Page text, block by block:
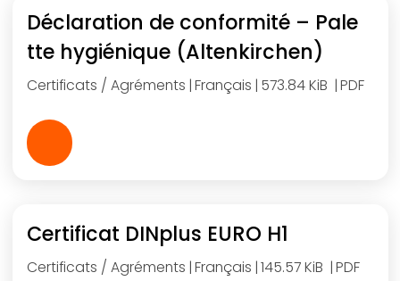
Certificats / Agréments Français 573.84 KiB PDF
Déclaration de conformité – Pale
tte hygiénique (Altenkirchen)
Certificats / Agréments Français 145.57 KiB PDF
Certificat DINplus EURO H1